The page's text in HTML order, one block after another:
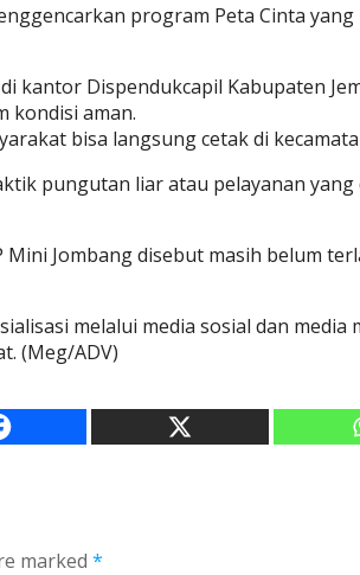
program Peta Cinta
kantor Dispendukcapil Kabupaten
kondisi aman.
bisa langsung cetak di
pungutan liar atau pelayanan
Jombang disebut masih belum
melalui media sosial dan
(Meg/ADV)
marked *